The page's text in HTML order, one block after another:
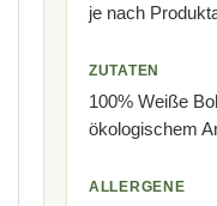
je nach
ZUTATEN
100% Weiße
ökologischem
ALLERGENE